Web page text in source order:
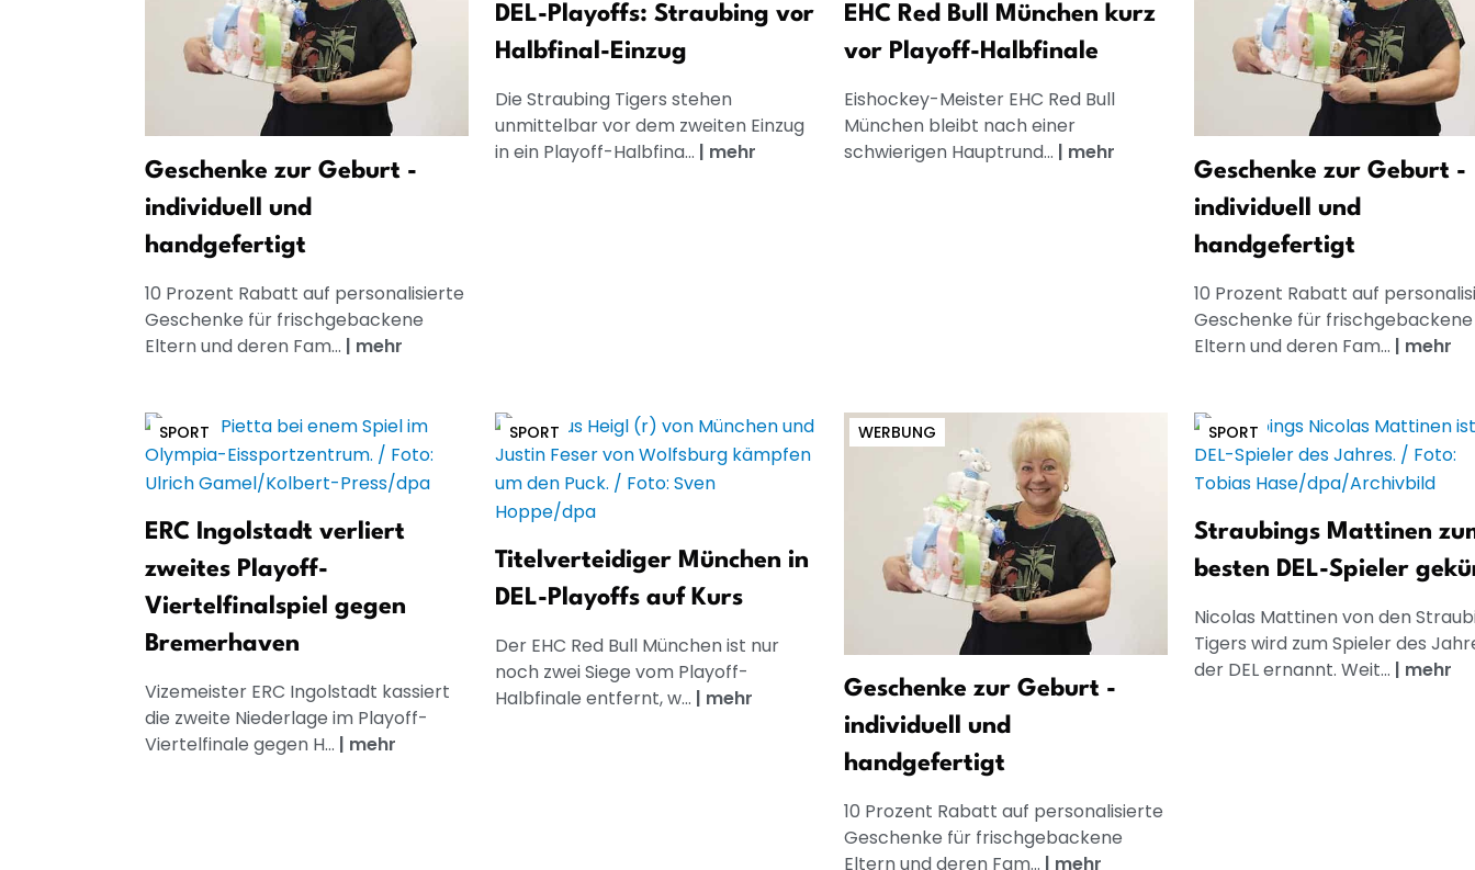
Geschenke zur Geburt -
individuell und
handgefertigt
10 Prozent Rabatt auf personalisierte
Geschenke für frischgebackene
Eltern und deren Fam... | mehr
DEL-Playoffs: Straubing vor
Halbfinal-Einzug
Die Straubing Tigers stehen
unmittelbar vor dem zweiten Einzug
in ein Playoff-Halbfina... | mehr
EHC Red Bull München kurz
vor Playoff-Halbfinale
Eishockey-Meister EHC Red Bull
München bleibt nach einer
schwierigen Hauptrund... | mehr
Geschenke zur Geburt -
individuell und
handgefertigt
10 Prozent Rabatt auf
Geschenke für frischgebackene
Eltern und deren Fam... | mehr
SPORT
ERC Ingolstadt verliert
zweites Playoff-
Viertelfinalspiel gegen
Bremerhaven
Vizemeister ERC Ingolstadt kassiert
die zweite Niederlage im Playoff-
Viertelfinale gegen H... | mehr
SPORT
Titelverteidiger München in
DEL-Playoffs auf Kurs
Der EHC Red Bull München ist nur
noch zwei Siege vom Playoff-
Halbfinale entfernt, w... | mehr
WERBUNG
Geschenke zur Geburt -
individuell und
handgefertigt
10 Prozent Rabatt auf personalisierte
Geschenke für frischgebackene
Eltern und deren Fam... | mehr
SPORT
Straubings Mattinen
besten DEL-Spieler
Nicolas Mattinen von den
Tigers wird zum Spieler des
der DEL ernannt. Weit... | mehr